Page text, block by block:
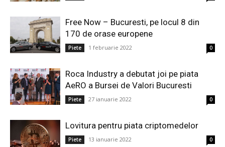
Free Now – Bucuresti, pe locul 8 din
170 de orase europene
Piete 1 februarie 2022 0
Roca Industry a debutat joi pe piata
AeRO a Bursei de Valori Bucuresti
Piete 27 ianuarie 2022 0
Lovitura pentru piata criptomedelor
Piete 13 ianuarie 2022 0